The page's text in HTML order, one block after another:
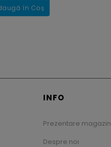
în Coș
INFO
Prezentare magazin
Despre noi